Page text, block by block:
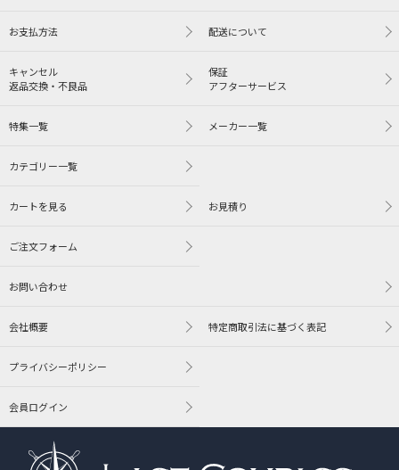
お支払方法 配送について
キャンセル
返品交換・不良品
保証
アフターサービス
特集一覧 メーカー一覧
カテゴリー一覧
カートを見る お見積り
ご注文フォーム
お問い合わせ
会社概要 特定商取引法に基づく表記
プライバシーポリシー
会員ログイン